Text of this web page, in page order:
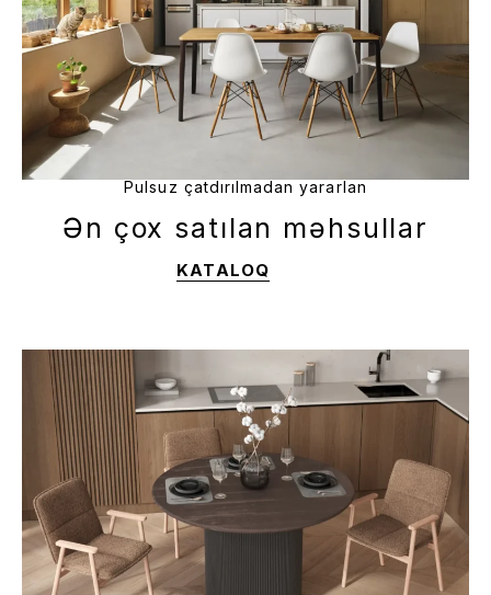
Pulsuz çatdırılmadan yararlan
Ən çox satılan məhsullar
KATALOQ